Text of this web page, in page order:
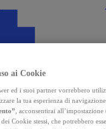
ai Cookie
ed i suoi partner vorrebbero
la tua esperienza di
, acconsentirai
Cookie stessi, che potrebbero